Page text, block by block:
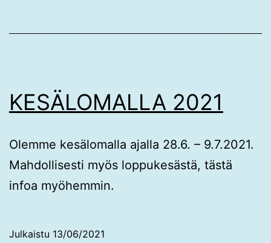
KESÄLOMALLA 2021
Olemme kesälomalla ajalla 28.6. – 9.7.2021.
Mahdollisesti myös loppukesästä, tästä
infoa myöhemmin.
Julkaistu 13/06/2021